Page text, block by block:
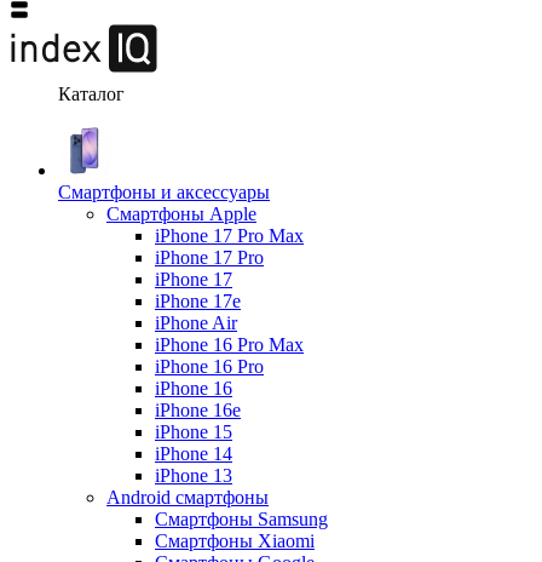
Каталог
Смартфоны и аксессуары
Смартфоны Apple
iPhone 17 Pro Max
iPhone 17 Pro
iPhone 17
iPhone 17e
iPhone Air
iPhone 16 Pro Max
iPhone 16 Pro
iPhone 16
iPhone 16e
iPhone 15
iPhone 14
iPhone 13
Android cмартфоны
Смартфоны Samsung
Смартфоны Xiaomi